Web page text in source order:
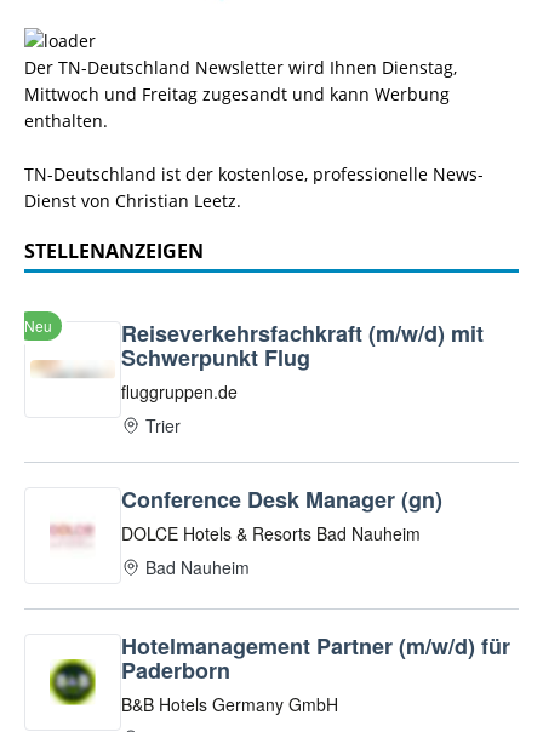
Der TN-Deutschland Newsletter wird Ihnen Dienstag,
Mittwoch und Freitag zugesandt und kann Werbung
enthalten.
TN-Deutschland ist der kostenlose, professionelle News-
Dienst von Christian Leetz.
STELLENANZEIGEN